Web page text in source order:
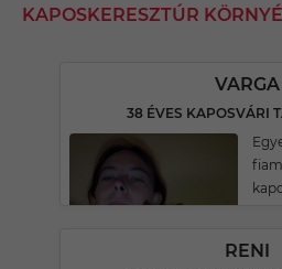
KAPOSKERESZTÚR
VARGA
38 ÉVES KAPOSVÁRI
RENI